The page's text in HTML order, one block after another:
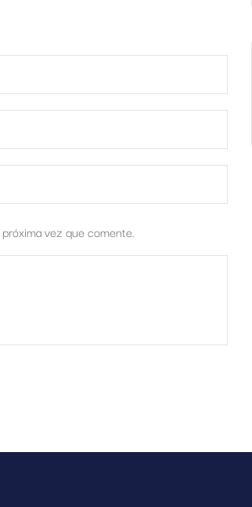
vez que comente.